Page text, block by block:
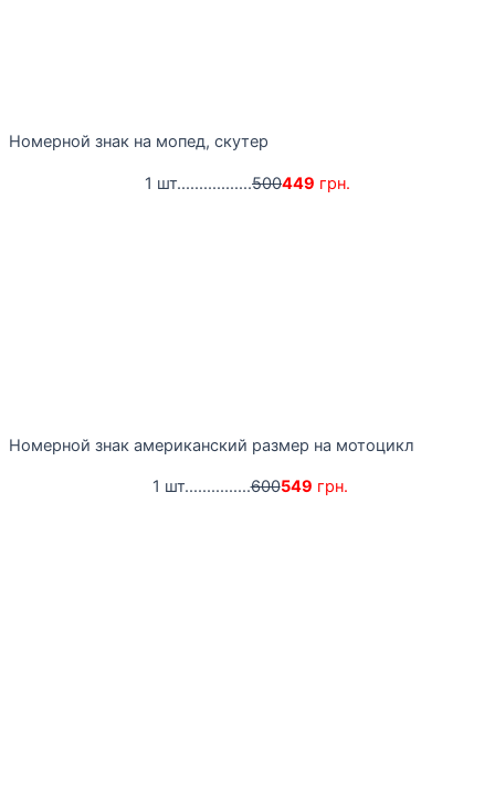
Номерной знак на мопед, скутер
1 шт.................500449 грн.
Номерной знак американский размер на мотоцикл
1 шт...............600549 грн.